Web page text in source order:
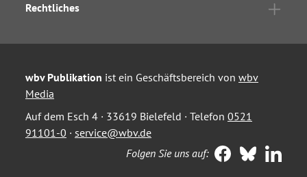
Rechtliches
wbv Publikation ist ein Geschäftsbereich von wbv
Media
Auf dem Esch 4 · 33619 Bielefeld · Telefon 0521
91101-0 · service@wbv.de
Folgen Sie uns auf: